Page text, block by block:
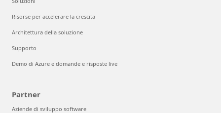
Risorse per accelerare la crescita
Architettura della soluzione
Supporto
Demo di Azure e domande e risposte live
Partner
Aziende di sviluppo software